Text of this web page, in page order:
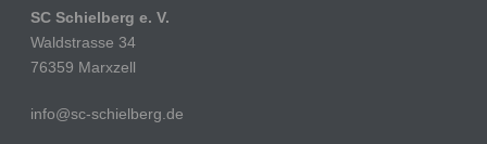
SC Schielberg e. V.
Waldstrasse 34
76359 Marxzell
info@sc-schielberg.de